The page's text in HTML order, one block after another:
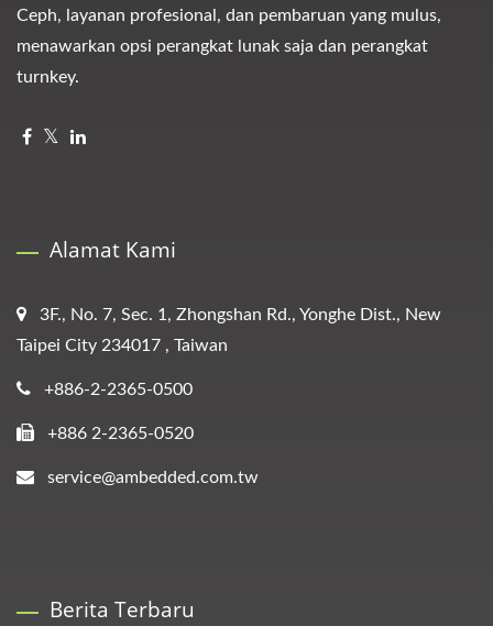
Ceph, layanan profesional, dan pembaruan yang mulus,
menawarkan opsi perangkat lunak saja dan perangkat
turnkey.
Alamat Kami
3F., No. 7, Sec. 1, Zhongshan Rd., Yonghe Dist., New
Taipei City 234017 , Taiwan
+886-2-2365-0500
+886 2-2365-0520
service@ambedded.com.tw
Berita Terbaru